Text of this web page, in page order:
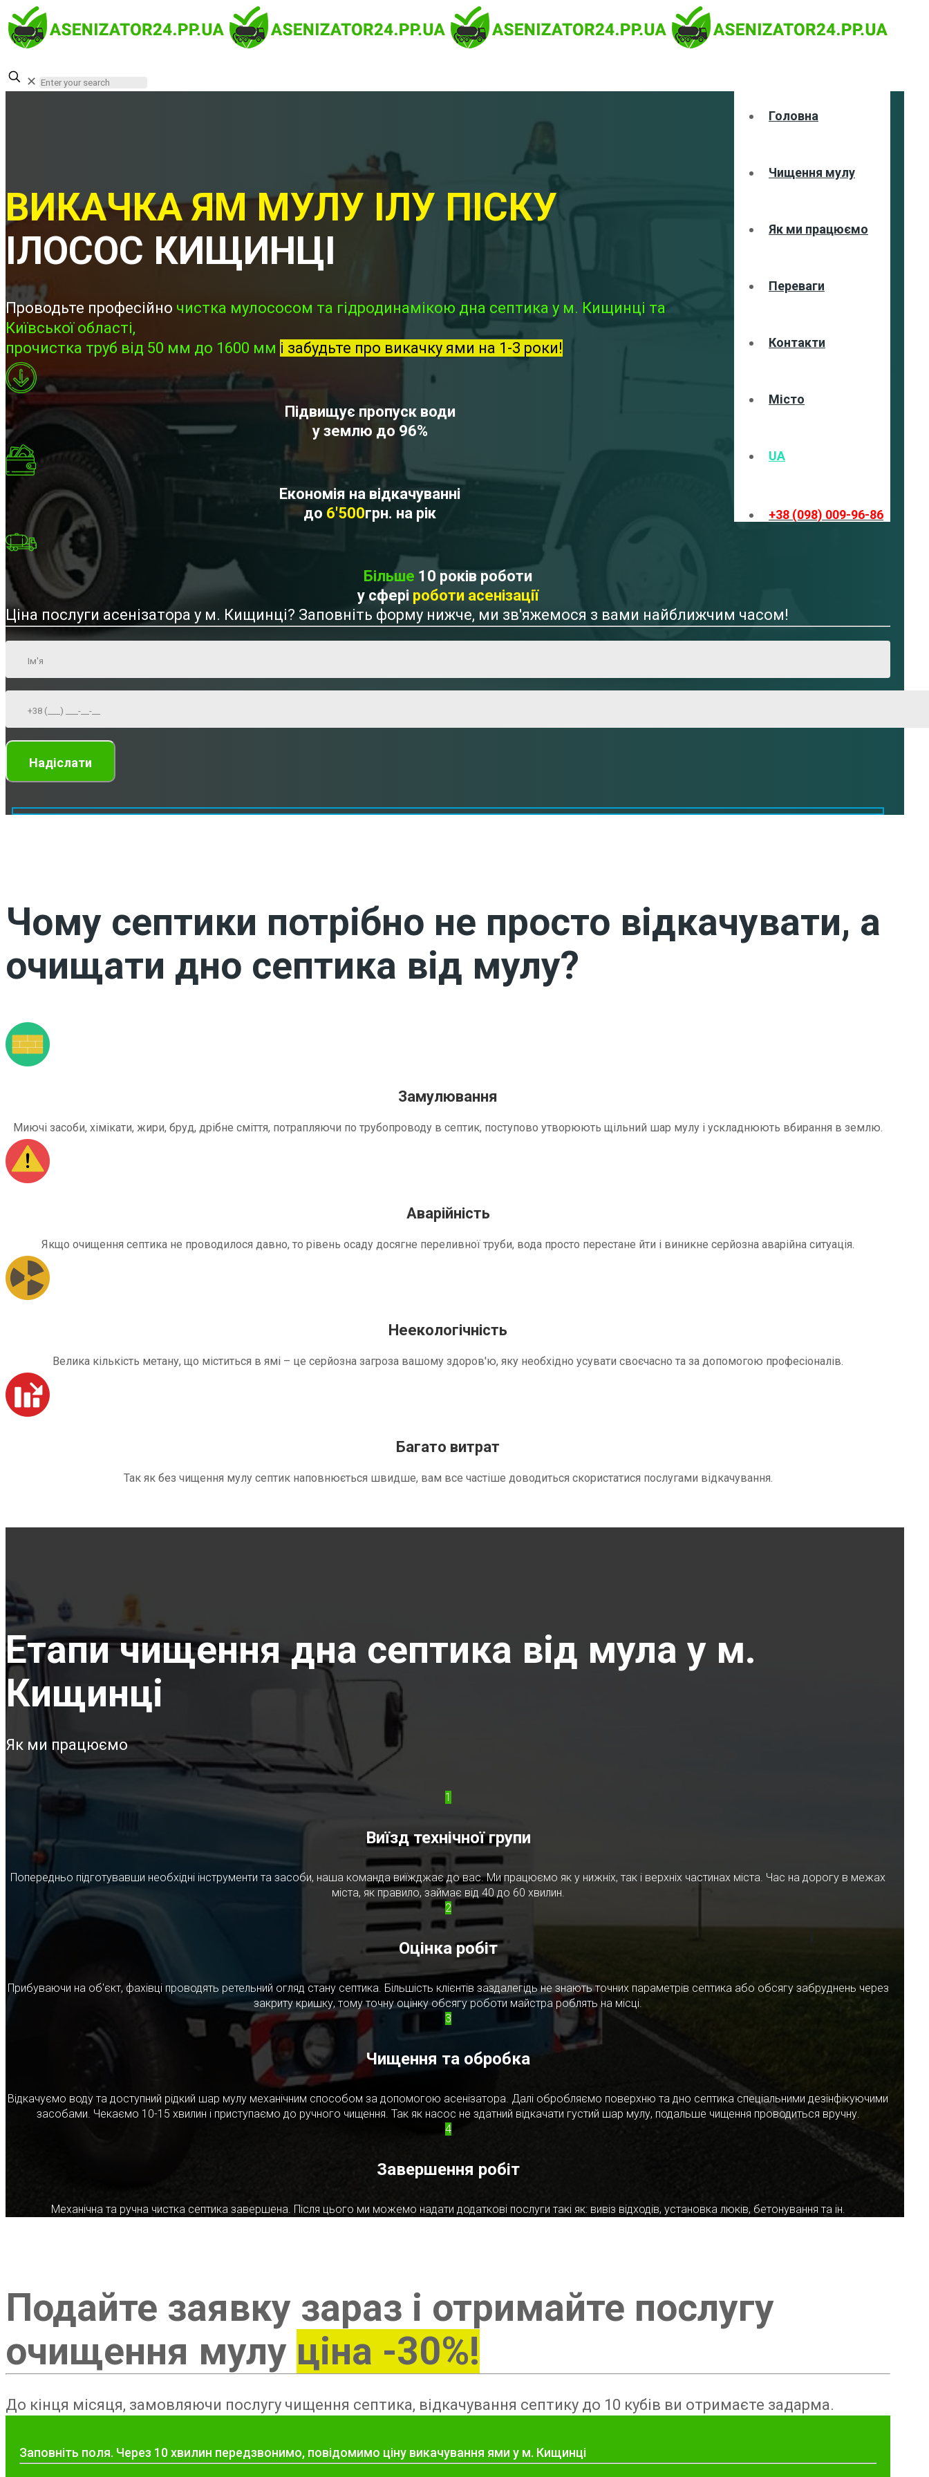
Головна
Чищення мулу
Як ми працюємо
Переваги
Контакти
Місто
UA
+38 (098) 009-96-86
✕
ВИКАЧКА ЯМ МУЛУ ІЛУ ПІСКУ
ІЛОСОС КИЩИНЦІ
Проводьте професійно чистка мулососом та гідродинамікою дна септика у м. Кищинці та
Київської області,
прочистка труб від 50 мм до 1600 мм і забудьте про викачку ями на 1-3 роки!
Підвищує пропуск води
у землю до 96%
Економія на відкачуванні
до 6'500грн. на рік
Більше 10 років роботи
у сфері роботи асенізації
Ціна послуги асенізатора у м. Кищинці? Заповніть форму нижче, ми зв'яжемося з вами найближчим часом!
Чому септики потрібно не просто відкачувати, а
очищати дно септика від мулу?
Замулювання
Миючі засоби, хімікати, жири, бруд, дрібне сміття, потрапляючи по трубопроводу в септик, поступово утворюють щільний шар мулу і ускладнюють вбирання в землю.
Аварійність
Якщо очищення септика не проводилося давно, то рівень осаду досягне переливної труби, вода просто перестане йти і виникне серйозна аварійна ситуація.
Неекологічність
Велика кількість метану, що міститься в ямі – це серйозна загроза вашому здоров'ю, яку необхідно усувати своєчасно та за допомогою професіоналів.
Багато витрат
Так як без чищення мулу септик наповнюється швидше, вам все частіше доводиться скористатися послугами відкачування.
Етапи чищення дна септика від мула у м.
Кищинці
Як ми працюємо
1
Виїзд технічної групи
Попередньо підготувавши необхідні інструменти та засоби, наша команда виїжджає до вас. Ми працюємо як у нижніх, так і верхніх частинах міста. Час на дорогу в межах
міста, як правило, займає від 40 до 60 хвилин.
2
Оцінка робіт
Прибуваючи на об'єкт, фахівці проводять ретельний огляд стану септика. Більшість клієнтів заздалегідь не знають точних параметрів септика або обсягу забруднень через
закриту кришку, тому точну оцінку обсягу роботи майстра роблять на місці.
3
Чищення та обробка
Відкачуємо воду та доступний рідкий шар мулу механічним способом за допомогою асенізатора. Далі обробляємо поверхню та дно септика спеціальними дезінфікуючими
засобами. Чекаємо 10-15 хвилин і приступаємо до ручного чищення. Так як насос не здатний відкачати густий шар мулу, подальше чищення проводиться вручну.
4
Завершення робіт
Механічна та ручна чистка септика завершена. Після цього ми можемо надати додаткові послуги такі як: вивіз відходів, установка люків, бетонування та ін.
Подайте заявку зараз і отримайте послугу
очищення мулу ціна -30%!
До кінця місяця, замовляючи послугу чищення септика, відкачування септику до 10 кубів ви отримаєте задарма.
Заповніть поля. Через 10 хвилин передзвонимо, повідомимо ціну викачування ями у м. Кищинці